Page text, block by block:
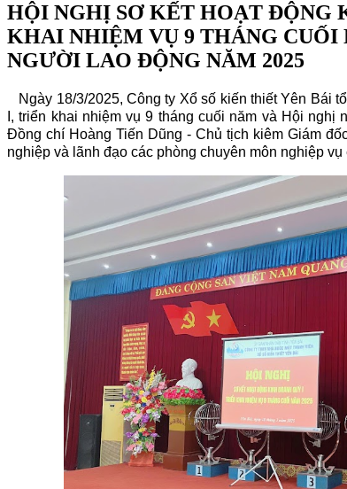
HỘI NGHỊ SƠ KẾT HOẠT ĐỘNG
KHAI NHIỆM VỤ 9 THÁNG CUỐI
NGƯỜI LAO ĐỘNG NĂM 2025
Ngày 18/3/2025, Công ty Xổ số kiến thiết Yên Bái
I, triển khai nhiệm vụ 9 tháng cuối năm và Hội
Đồng chí Hoàng Tiến Dũng - Chủ tịch kiêm Giám
nghiệp và lãnh đạo các phòng chuyên môn nghiệp